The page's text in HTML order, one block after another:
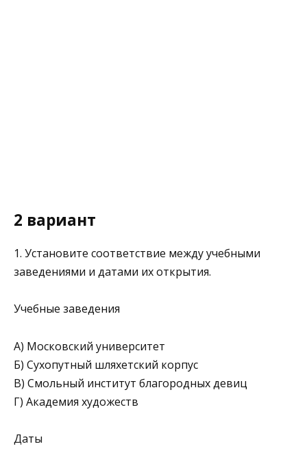
2 вариант
1. Установите соответствие между учебными
заведениями и датами их открытия.
Учебные заведения
А) Московский университет
Б) Сухопутный шляхетский корпус
В) Смольный институт бла­городных девиц
Г) Академия художеств
Даты